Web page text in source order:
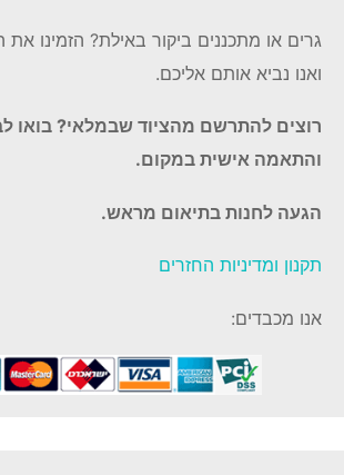
גרים או מתכננים ביקור באילת? הזמינו
ואנו נביא אותם אליכם.
רוצים להתרשם מהציוד שבמלאי? בואו
והתאמה אישית במקום.
הגעה לחנות בתיאום מראש.
תקנון ומדיניות החזרים
אנו מכבדים: